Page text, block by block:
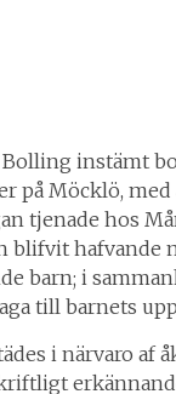
Bolling instämt
på Möcklö, med
tjenade hos
blifvit hafvande
barn; i
till barnets
i närvaro af